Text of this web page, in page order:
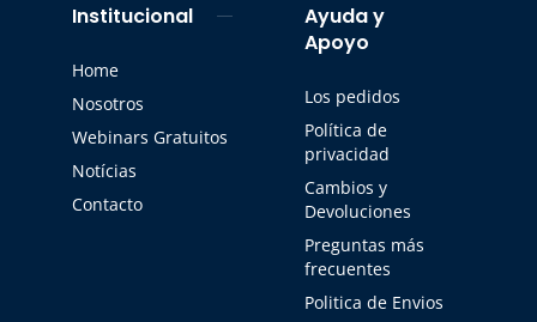
Institucional
Home
Nosotros
Webinars Gratuitos
Notícias
Contacto
Ayuda y
Apoyo
Los pedidos
Política de
privacidad
Cambios y
Devoluciones
Preguntas más
frecuentes
Politica de Envios